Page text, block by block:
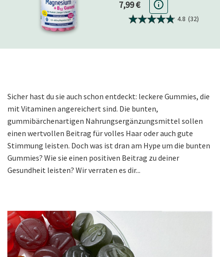
Aktueller Preis
7,99 €
4.8 (32)
Sicher hast du sie auch schon entdeckt: leckere Gummies, die
mit Vitaminen angereichert sind. Die bunten,
gummibärchenartigen Nahrungsergänzungsmittel sollen
einen wertvollen Beitrag für volles Haar oder auch gute
Stimmung leisten. Doch was ist dran am Hype um die bunten
Gummies? Wie sie einen positiven Beitrag zu deiner
Gesundheit leisten? Wir verraten es dir...